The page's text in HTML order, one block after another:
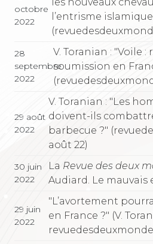
octobre
2022
l’entrisme islamique
28
septembre
2022
V. Toranian : "Voile
soumission en
29 août
2022
V. Toranian : "Les
doivent-ils
barbecue ?"
août 22)
30 juin
2022
La Revue des deux
Audiard. Le mauvais
29 juin
2022
"L’avortement
en France ?" (V.